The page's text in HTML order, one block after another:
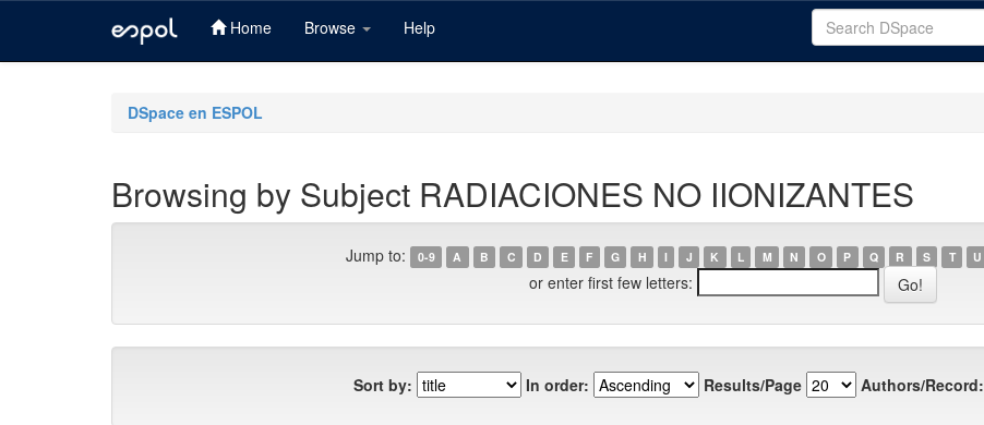
Home Browse Help
DSpace en ESPOL
Browsing by Subject RADIACIONES NO IIONIZANTES
Jump to: 0-9 A B C D E F G H I J K L M N O P Q R S T U
or enter first few letters:
Sort by: In order: Results/Page Authors/Record: